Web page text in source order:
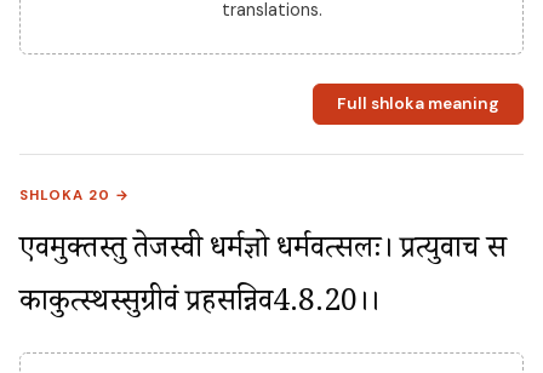
translations.
Full shloka meaning
SHLOKA 20 →
एवमुक्तस्तु तेजस्वी धर्मज्ञो धर्मवत्सलः। प्रत्युवाच स
काकुत्स्थस्सुग्रीवं प्रहसन्निव4.8.20।।